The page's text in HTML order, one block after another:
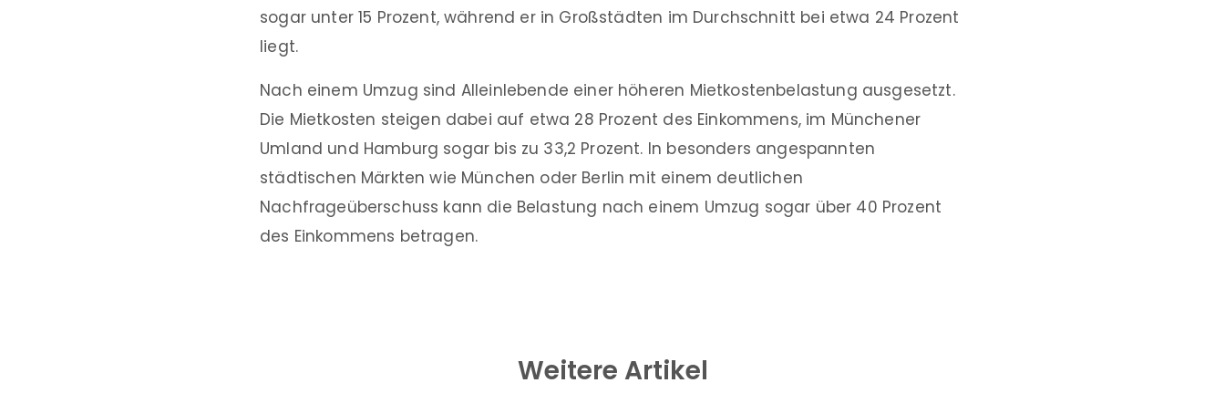
sogar unter 15 Prozent, während er in Großstädten im Durchschnitt bei etwa 24 Prozent
liegt.
Nach einem Umzug sind Alleinlebende einer höheren Mietkostenbelastung ausgesetzt.
Die Mietkosten steigen dabei auf etwa 28 Prozent des Einkommens, im Münchener
Umland und Hamburg sogar bis zu 33,2 Prozent. In besonders angespannten
städtischen Märkten wie München oder Berlin mit einem deutlichen
Nachfrageüberschuss kann die Belastung nach einem Umzug sogar über 40 Prozent
des Einkommens betragen.
Weitere Artikel